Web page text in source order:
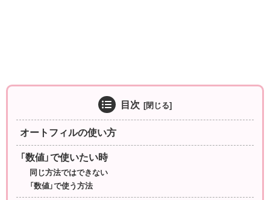
目次
オートフィルの使い方
「数値」で使いたい時
同じ方法ではできない
「数値」で使う方法